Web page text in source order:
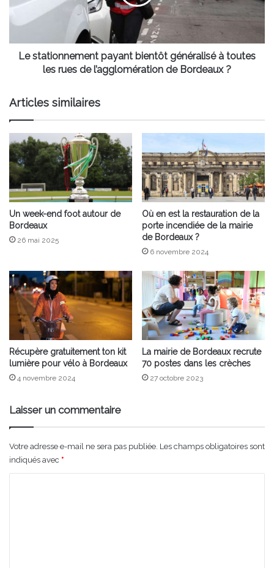
toutes
rues
l’agglomération
?
Le stationnement payant bientôt généralisé à toutes
les rues de l’agglomération de Bordeaux ?
Articles similaires
Un week-end foot autour de
Bordeaux
26 mai 2025
Où en est la restauration de la
porte incendiée de la mairie
de Bordeaux ?
6 novembre 2024
Récupère gratuitement ton kit
lumière pour vélo à Bordeaux
4 novembre 2024
La mairie de Bordeaux recrute
70 postes dans les crèches
27 octobre 2023
Laisser un commentaire
Votre adresse e-mail ne sera pas publiée. Les champs obligatoires sont
indiqués avec *